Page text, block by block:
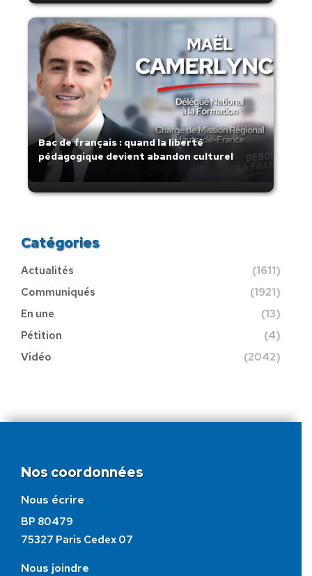
Bac de français : quand la liberté
pédagogique devient abandon culturel
Catégories
Actualités
(1611)
Communiqués
(1921)
En une
(13)
Pétition
(4)
Vidéo
(2042)
Nos coordonnées
Nous écrire
BP 80479
75327 Paris Cedex 07
Nous joindre